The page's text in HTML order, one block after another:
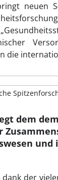
neuen
die
dem
der